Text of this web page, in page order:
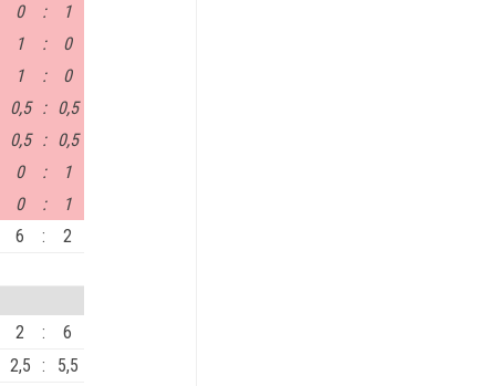
0 :
1
1 :
0
1 :
0
0,5 :
0,5
0,5 :
0,5
0 :
1
0 :
1
6 : 2
2 :
6
2,5 :
5,5